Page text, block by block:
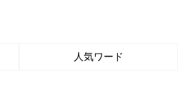
人気ワード